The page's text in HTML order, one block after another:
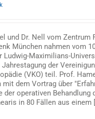
und Dr. Nell vom Zentrum
München nahmen vom
Ludwig-Maximilians-
Jahrestagung der
(VKO) teil. Prof.
mit dem Vortrag über
der operativen Behandlung
in 80 Fällen aus einem